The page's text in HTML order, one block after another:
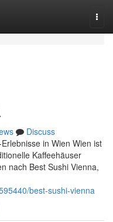
Discuss
in Wien Wien ist
Kaffeehäuser
nach Best Sushi Vienna,
best-sushi-vienna